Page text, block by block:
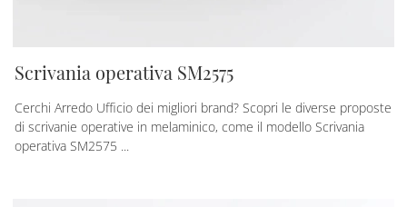
Scrivania operativa SM2575
Cerchi Arredo Ufficio dei migliori brand? Scopri le diverse proposte
di scrivanie operative in melaminico, come il modello Scrivania
operativa SM2575 ...